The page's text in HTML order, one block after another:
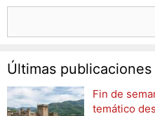
Últimas publicaciones
Fin de
temático